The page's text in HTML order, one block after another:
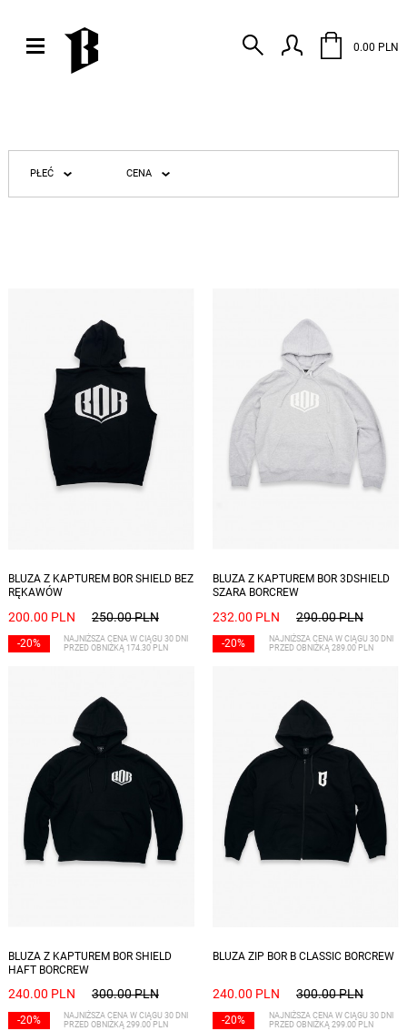
0.00 PLN
PŁEĆ CENA
BLUZA Z KAPTUREM BOR SHIELD BEZ
RĘKAWÓW
200.00 PLN 250.00 PLN
-20%
NAJNIŻSZA CENA W CIĄGU 30 DNI
PRZED OBNIŻKĄ 174.30 PLN
BLUZA Z KAPTUREM BOR 3DSHIELD
SZARA BORCREW
232.00 PLN 290.00 PLN
-20%
NAJNIŻSZA CENA W CIĄGU 30 DNI
PRZED OBNIŻKĄ 289.00 PLN
BLUZA Z KAPTUREM BOR SHIELD
HAFT BORCREW
240.00 PLN 300.00 PLN
-20%
NAJNIŻSZA CENA W CIĄGU 30 DNI
PRZED OBNIŻKĄ 299.00 PLN
BLUZA ZIP BOR B CLASSIC BORCREW
240.00 PLN 300.00 PLN
-20%
NAJNIŻSZA CENA W CIĄGU 30 DNI
PRZED OBNIŻKĄ 299.00 PLN